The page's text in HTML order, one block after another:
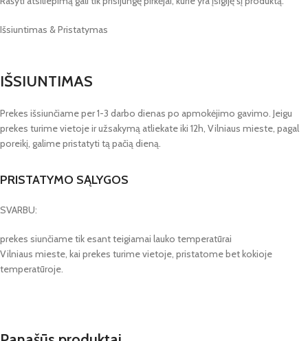
Išsiuntimas & Pristatymas
IŠSIUNTIMAS
Prekes išsiunčiame per 1-3 darbo dienas po apmokėjimo gavimo. Jeigu
prekes turime vietoje ir užsakymą atliekate iki 12h, Vilniaus mieste, pagal
poreikį, galime pristatyti tą pačią dieną.
PRISTATYMO SĄLYGOS
SVARBU:
prekes siunčiame tik esant teigiamai lauko temperatūrai
Vilniaus mieste, kai prekes turime vietoje, pristatome bet kokioje
temperatūroje.